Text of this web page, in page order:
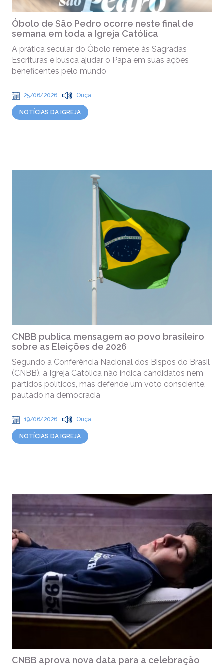
Óbolo de São Pedro ocorre neste final de
semana em toda a Igreja Católica
A prática secular do Óbolo remete às Sagradas
Escrituras e busca ajudar o Papa em suas ações
beneficentes pelo mundo
25/06/2026 Ouça
NOTÍCIAS DA IGREJA
CNBB publica mensagem ao povo brasileiro
sobre as Eleições de 2026
Segundo a Conferência Nacional dos Bispos do Brasil
(CNBB), a Igreja Católica não indica candidatos nem
partidos políticos, mas defende um voto consciente,
pautado na democracia
19/06/2026 Ouça
NOTÍCIAS DA IGREJA
CNBB aprova nova data para a celebração